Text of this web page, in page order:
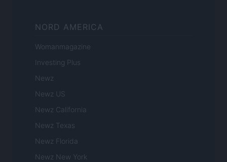
NORD AMERICA
Womanmagazine
Investing Plus
Newz
Newz US
Newz California
Newz Texas
Newz Florida
Newz New York